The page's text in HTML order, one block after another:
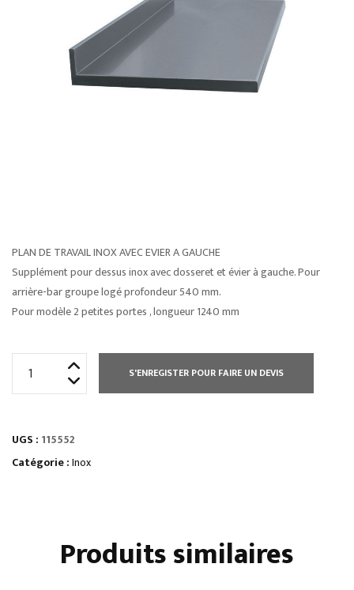
PLAN DE TRAVAIL INOX AVEC EVIER A GAUCHE
Supplément pour dessus inox avec dosseret et évier à gauche. Pour
arrière-bar groupe logé profondeur 540 mm.
Pour modèle 2 petites portes , longueur 1240 mm
TRAVAIL
INOX
S'ENREGISTER POUR FAIRE UN DEVIS
UGS : 115552
Catégorie :Inox
Produits similaires